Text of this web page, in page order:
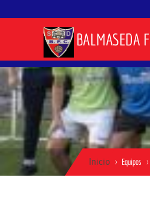
BALMASEDA
Inicio Equipos